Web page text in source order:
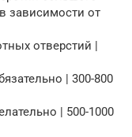
зависимости от
отверстий |
| 300-800
| 500-1000